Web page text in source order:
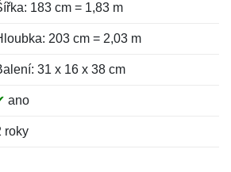
183 cm = 1,83 m
203 cm = 2,03 m
31 x 16 x 38 cm
ano
roky